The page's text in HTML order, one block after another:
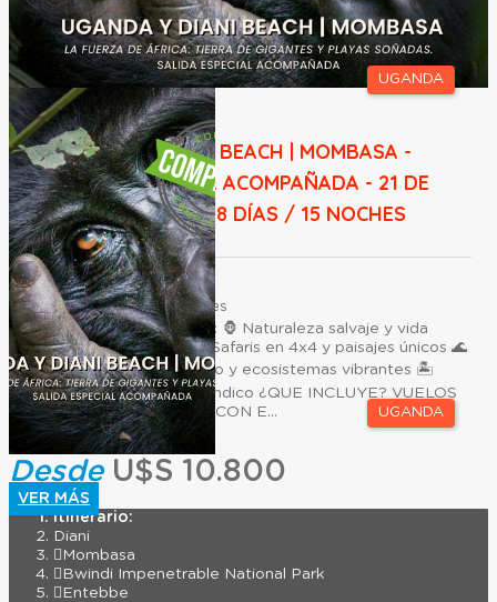
UGANDA
UGANDA
UGANDA Y DIANI BEACH | MOMBASA -
SALIDA ESPECIAL ACOMPAÑADA - 21 DE
AGOSTO 2026 - 18 DÍAS / 15 NOCHES
Duración:
18Días15Noches
Un viaje que combina: 🦍 Naturaleza salvaje y vida
animal en libertad 🚙 Safaris en 4x4 y paisajes únicos 🌊
Navegación por el Nilo y ecosistemas vibrantes 🏝️
Descanso final en el Índico ¿QUE INCLUYE? VUELOS
INTERNACIONALES CON E...
Desde U$S 10.800
VER MÁS
Itinerario:
Diani
Mombasa
Bwindi Impenetrable National Park
Entebbe